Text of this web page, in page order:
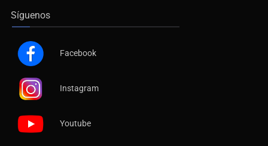
Síguenos
Facebook
Instagram
Youtube